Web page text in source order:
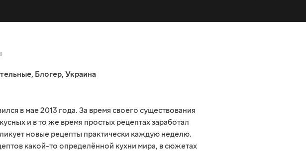
, Блогер, Украина
в мае 2013 года. За время своего существования
и в то же время простых рецептах заработал
новые рецепты практически каждую неделю.
какой-то определённой кухни мира, в сюжетах